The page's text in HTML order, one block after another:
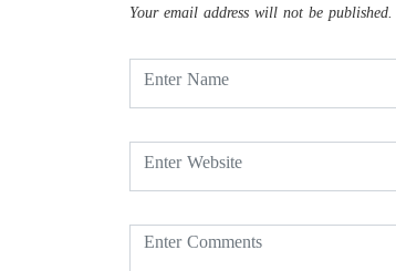
Your email address will not be published.